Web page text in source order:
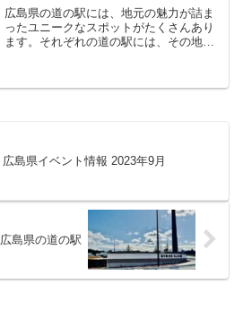
広島県の道の駅には、地元の魅力が詰ま
ったユニークなスポットがたくさんあり
ます。それぞれの道の駅には、その地域
広島県イベント情報 2023年9月
広島県の道の駅